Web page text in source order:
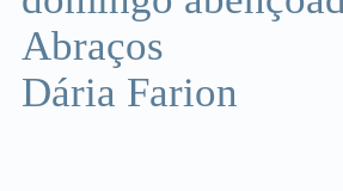
Abraços
Dária Farion